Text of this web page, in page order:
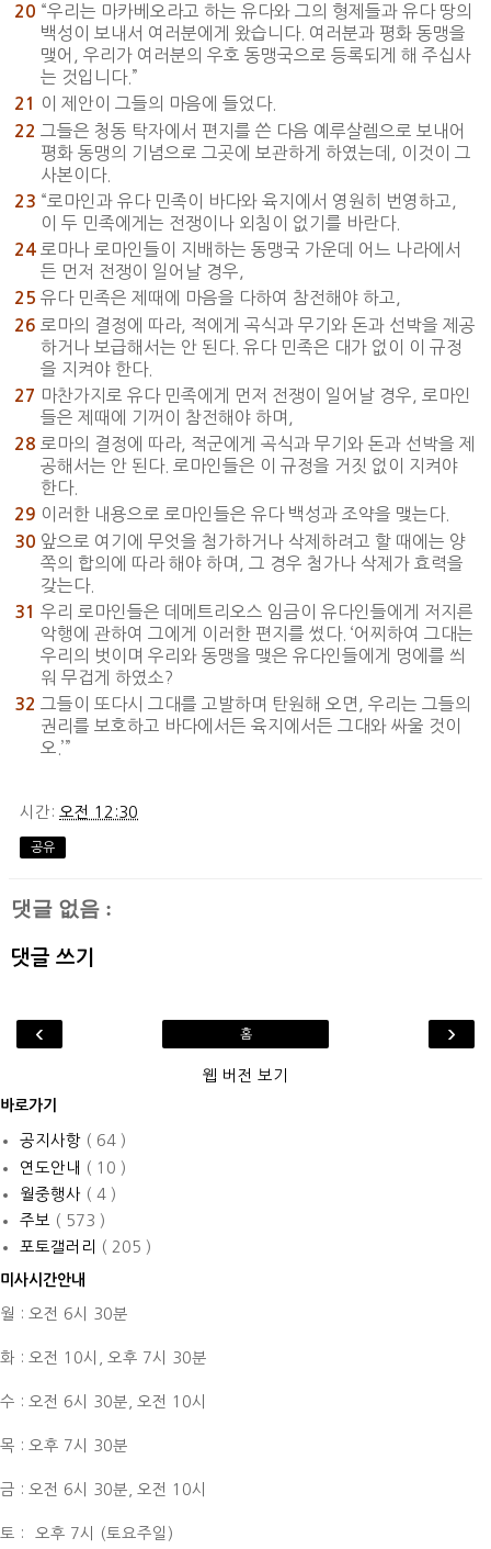
20 “우리는 마카베오라고 하는 유다와 그의 형제들과 유다 땅의
백성이 보내서 여러분에게 왔습니다. 여러분과 평화 동맹을
맺어, 우리가 여러분의 우호 동맹국으로 등록되게 해 주십사
는 것입니다.”
21 이 제안이 그들의 마음에 들었다.
22 그들은 청동 탁자에서 편지를 쓴 다음 예루살렘으로 보내어
평화 동맹의 기념으로 그곳에 보관하게 하였는데, 이것이 그
사본이다.
23 “로마인과 유다 민족이 바다와 육지에서 영원히 번영하고,
이 두 민족에게는 전쟁이나 외침이 없기를 바란다.
24 로마나 로마인들이 지배하는 동맹국 가운데 어느 나라에서
든 먼저 전쟁이 일어날 경우,
25 유다 민족은 제때에 마음을 다하여 참전해야 하고,
26 로마의 결정에 따라, 적에게 곡식과 무기와 돈과 선박을 제공
하거나 보급해서는 안 된다. 유다 민족은 대가 없이 이 규정
을 지켜야 한다.
27 마찬가지로 유다 민족에게 먼저 전쟁이 일어날 경우, 로마인
들은 제때에 기꺼이 참전해야 하며,
28 로마의 결정에 따라, 적군에게 곡식과 무기와 돈과 선박을 제
공해서는 안 된다. 로마인들은 이 규정을 거짓 없이 지켜야
한다.
29 이러한 내용으로 로마인들은 유다 백성과 조약을 맺는다.
30 앞으로 여기에 무엇을 첨가하거나 삭제하려고 할 때에는 양
쪽의 합의에 따라 해야 하며, 그 경우 첨가나 삭제가 효력을
갖는다.
31
우리 로마인들은 데메트리오스 임금이 유다인들에게 저지른
악행에 관하여 그에게 이러한 편지를 썼다. ‘어찌하여 그대는
우리의 벗이며 우리와 동맹을 맺은 유다인들에게 멍에를 씌
워 무겁게 하였소?
32 그들이 또다시 그대를 고발하며 탄원해 오면, 우리는 그들의
권리를 보호하고 바다에서든 육지에서든 그대와 싸울 것이
오.’”
시간: 오전 12:30
공유
댓글 없음 :
댓글 쓰기
‹ ›
홈
웹 버전 보기
바로가기
공지사항 ( 64 )
연도안내
( 10 )
월중행사 ( 4 )
주보 ( 573 )
포토갤러리
( 205 )
미사시간안내
월 : 오전 6시 30분
화 : 오전 10시, 오후 7시 30분
수 : 오전 6시 30분, 오전 10시
목 : 오후 7시 30분
금 : 오전 6시 30분, 오전 10시
토 : 오후 7시 (토요주일)